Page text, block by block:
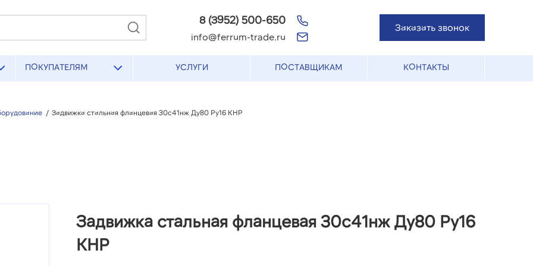
8 (3952) 500-650
info@ferrum-trade.ru
Заказать звонок
ПОКУПАТЕЛЯМ УСЛУГИ ПОСТАВЩИКАМ КОНТАКТЫ
/ Задвижка стальная фланцевая 30с41нж Ду80 Ру16 КНР
Задвижка стальная фланцевая 30с41нж Ду80 Ру16
КНР